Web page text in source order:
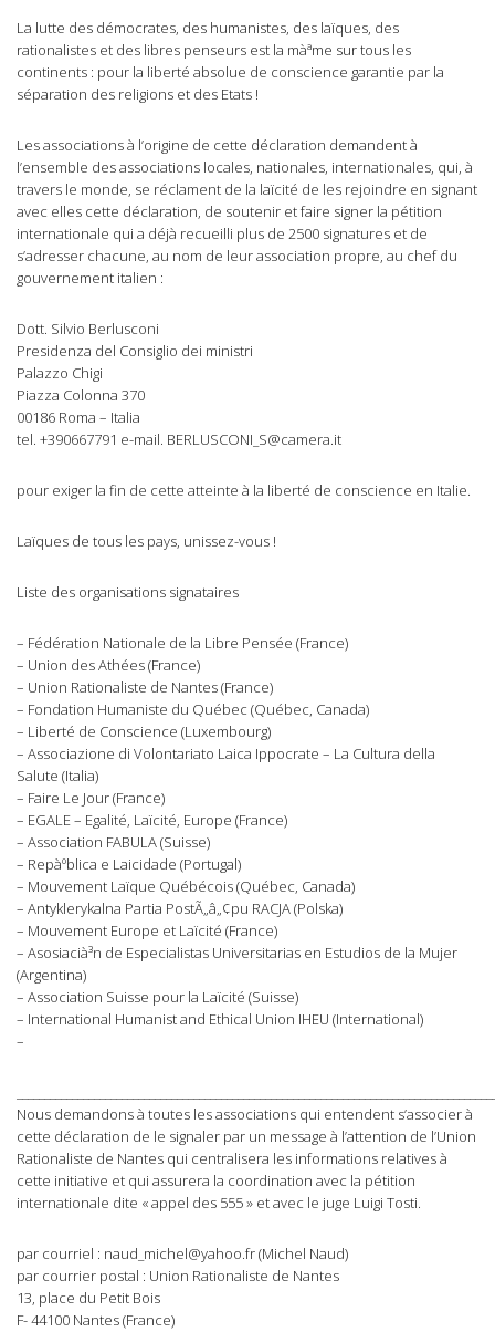
La lutte des démocrates, des humanistes, des laïques, des
rationalistes et des libres penseurs est la màªme sur tous les
continents : pour la liberté absolue de conscience garantie par la
séparation des religions et des Etats !
Les associations à l’origine de cette déclaration demandent à
l’ensemble des associations locales, nationales, internationales, qui, à
travers le monde, se réclament de la laïcité de les rejoindre en signant
avec elles cette déclaration, de soutenir et faire signer la pétition
internationale qui a déjà recueilli plus de 2500 signatures et de
s’adresser chacune, au nom de leur association propre, au chef du
gouvernement italien :
Dott. Silvio Berlusconi
Presidenza del Consiglio dei ministri
Palazzo Chigi
Piazza Colonna 370
00186 Roma – Italia
tel. +390667791 e-mail. BERLUSCONI_S@camera.it
pour exiger la fin de cette atteinte à la liberté de conscience en Italie.
Laïques de tous les pays, unissez-vous !
Liste des organisations signataires
– Fédération Nationale de la Libre Pensée (France)
– Union des Athées (France)
– Union Rationaliste de Nantes (France)
– Fondation Humaniste du Québec (Québec, Canada)
– Liberté de Conscience (Luxembourg)
– Associazione di Volontariato Laica Ippocrate – La Cultura della
Salute (Italia)
– Faire Le Jour (France)
– EGALE – Egalité, Laïcité, Europe (France)
– Association FABULA (Suisse)
– Repàºblica e Laicidade (Portugal)
– Mouvement Laïque Québécois (Québec, Canada)
– Antyklerykalna Partia PostÃ„â„¢pu RACJA (Polska)
– Mouvement Europe et Laïcité (France)
– Asosiacià³n de Especialistas Universitarias en Estudios de la Mujer
(Argentina)
– Association Suisse pour la Laïcité (Suisse)
– International Humanist and Ethical Union IHEU (International)
–
Nous demandons à toutes les associations qui entendent s’associer à
cette déclaration de le signaler par un message à l’attention de l’Union
Rationaliste de Nantes qui centralisera les informations relatives à
cette initiative et qui assurera la coordination avec la pétition
internationale dite « appel des 555 » et avec le juge Luigi Tosti.
par courriel : naud_michel@yahoo.fr(Michel Naud)
par courrier postal : Union Rationaliste de Nantes
13, place du Petit Bois
F- 44100 Nantes (France)